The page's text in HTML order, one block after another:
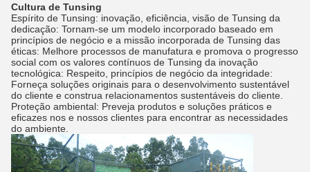
Cultura de Tunsing
Espírito de Tunsing: inovação, eficiência, visão de Tunsing da
dedicação: Tornam-se um modelo incorporado baseado em
princípios de negócio e a missão incorporada de Tunsing das
éticas: Melhore processos de manufatura e promova o progresso
social com os valores contínuos de Tunsing da inovação
tecnológica: Respeito, princípios de negócio da integridade:
Forneça soluções originais para o desenvolvimento sustentável
do cliente e construa relacionamentos sustentáveis do cliente.
Proteção ambiental: Preveja produtos e soluções práticos e
eficazes nos e nossos clientes para encontrar as necessidades
do ambiente.